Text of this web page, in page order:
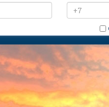
карте